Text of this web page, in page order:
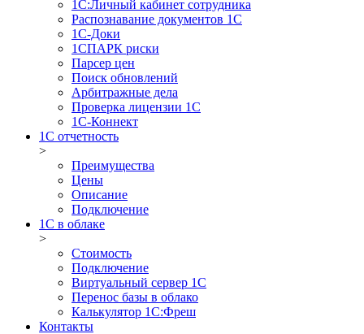
1С:Личный кабинет сотрудника
Распознавание документов 1С
1С-Доки
1CПАРК риски
Парсер цен
Поиск обновлений
Арбитражные дела
Проверка лицензии 1С
1С-Коннект
1C отчетность
>
Преимущества
Цены
Описание
Подключение
1С в облаке
>
Стоимость
Подключение
Виртуальный сервер 1С
Перенос базы в облако
Калькулятор 1С:Фреш
Контакты